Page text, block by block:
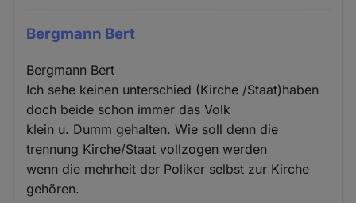
Bergmann Bert
Bergmann Bert
Ich sehe keinen unterschied (Kirche /Staat)haben
doch beide schon immer das Volk
klein u. Dumm gehalten. Wie soll denn die
trennung Kirche/Staat vollzogen werden
wenn die mehrheit der Poliker selbst zur Kirche
gehören.